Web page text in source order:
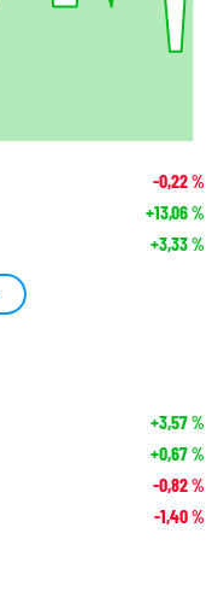
-0,22%
+13,06%
+3,33%
+3,57%
+0,67%
-0,82%
-1,40%